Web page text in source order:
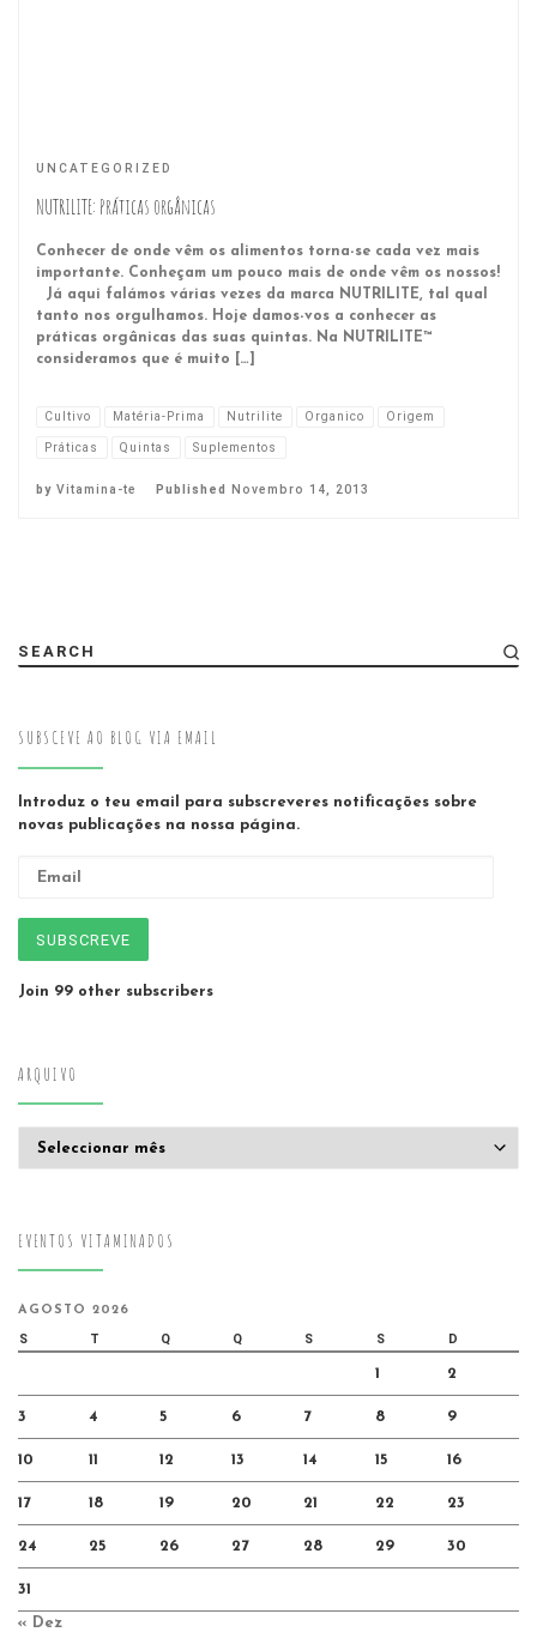
UNCATEGORIZED
NUTRILITE: Práticas orgânicas
Conhecer de onde vêm os alimentos torna-se cada vez mais
importante. Conheçam um pouco mais de onde vêm os nossos!
Já aqui falámos várias vezes da marca NUTRILITE, tal qual
tanto nos orgulhamos. Hoje damos-vos a conhecer as
práticas orgânicas das suas quintas. Na NUTRILITE™
consideramos que é muito […]
Cultivo Matéria-Prima Nutrilite Organico
Origem
Práticas
Quintas Suplementos
by Vitamina-te Published Novembro 14, 2013
SEARCH
SUBSCEVE AO BLOG VIA EMAIL
Introduz o teu email para subscreveres notificações sobre
novas publicações na nossa página.
SUBSCREVE
Join 99 other subscribers
ARQUIVO
EVENTOS VITAMINADOS
AGOSTO 2026
S T Q Q S S D
1 2
3 4 5 6 7 8 9
10 11 12 13 14 15 16
17 18 19 20 21 22 23
24 25 26 27 28 29 30
31
« Dez